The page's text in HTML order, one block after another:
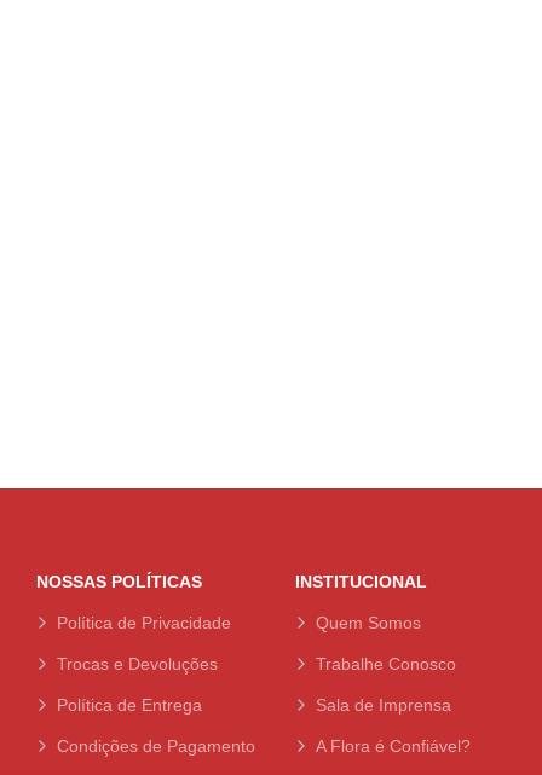
NOSSAS POLÍTICAS
Política de Privacidade
Trocas e Devoluções
Política de Entrega
Condições de Pagamento
INSTITUCIONAL
Quem Somos
Trabalhe Conosco
Sala de Imprensa
A Flora é Confiável?